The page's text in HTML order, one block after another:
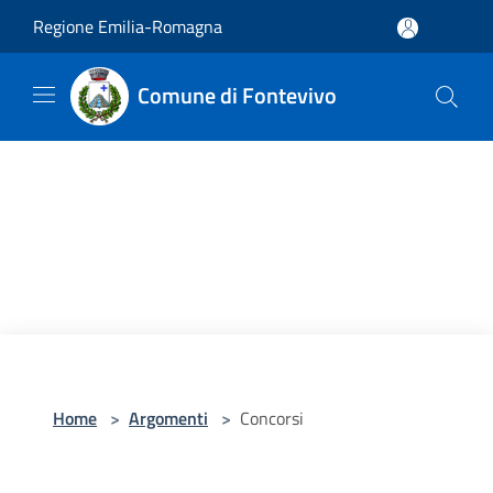
Regione Emilia-Romagna
Comune di Fontevivo
Home > Argomenti > Concorsi